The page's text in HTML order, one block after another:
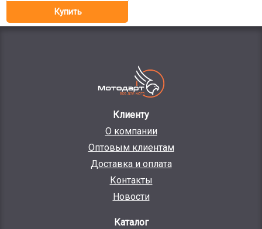
Клиенту
О компании
Оптовым клиентам
Доставка и оплата
Контакты
Новости
Каталог